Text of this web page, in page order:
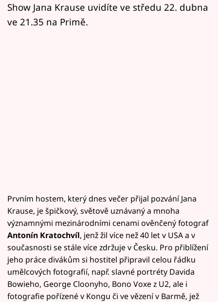
Sledujte nás
Show Jana Krause uvidíte ve středu 22. dubna
ve 21.35 na Primě.
Prvním hostem, který dnes večer přijal pozvání Jana
Krause, je špičkový, světově uznávaný a mnoha
významnými mezinárodními cenami ověnčený fotograf
Antonín Kratochvíl, jenž žil více než 40 let v USA a v
současnosti se stále více zdržuje v Česku. Pro přiblížení
jeho práce divákům si hostitel připravil celou řádku
umělcových fotografií, např. slavné portréty Davida
Bowieho, George Cloonyho, Bono Voxe z U2, ale i
fotografie pořízené v Kongu či ve vězení v Barmě, jež